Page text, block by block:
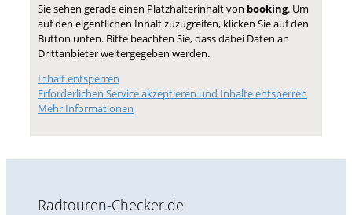
Sie sehen gerade einen Platzhalterinhalt von booking. Um
auf den eigentlichen Inhalt zuzugreifen, klicken Sie auf den
Button unten. Bitte beachten Sie, dass dabei Daten an
Drittanbieter weitergegeben werden.
Inhalt entsperren
Erforderlichen Service akzeptieren und Inhalte entsperren
Mehr Informationen
Radtouren-Checker.de